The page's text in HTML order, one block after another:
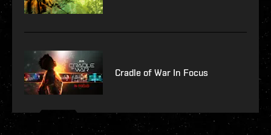
Cradle of War In Focus